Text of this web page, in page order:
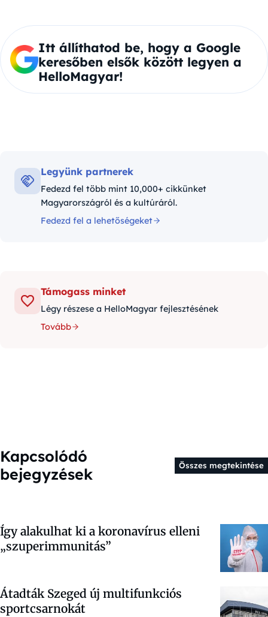
Itt állíthatod be, hogy a Google
keresőben elsők között legyen a
HelloMagyar!
Legyünk partnerek
Fedezd fel több mint 10,000+ cikkünket
Magyarországról és a kultúráról.
Fedezd fel a lehetőségeket
Támogass minket
Légy részese a HelloMagyar fejlesztésének
Tovább
Kapcsolódó
bejegyzések
Összes megtekintése
Így alakulhat ki a koronavírus elleni
„szuperimmunitás”
Átadták Szeged új multifunkciós
sportcsarnokát